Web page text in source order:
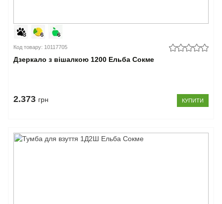
Код товару: 10117705
Дзеркало з вішалкою 1200 Ельба Сокме
2.373 грн КУПИТИ